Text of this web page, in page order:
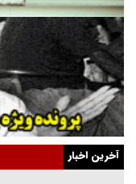
گفت‌وگو با همسر یکی از
انگشت‌های پا شناسایی کردیم
نسلی که آنلاین الگو می‌گیرد
گفت‌وگو با آیت‌الله جاودان/
ارتقا می‌داد
راننده مست به قانون می‌خندد
آخرین اخبار